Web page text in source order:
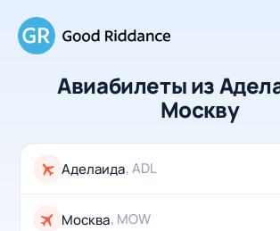
Авиабилеты из
Москву
, ADL
, MOW